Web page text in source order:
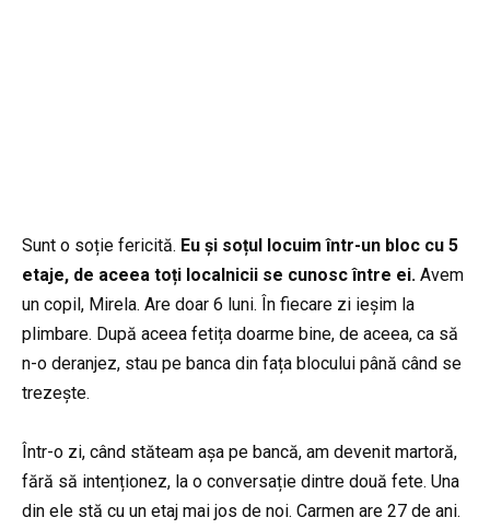
Sunt o soție fericită. Eu și soțul locuim într-un bloc cu 5
etaje, de aceea toți localnicii se cunosc între ei. Avem
un copil, Mirela. Are doar 6 luni. În fiecare zi ieșim la
plimbare. După aceea fetița doarme bine, de aceea, ca să
n-o deranjez, stau pe banca din fața blocului până când se
trezește.
Într-o zi, când stăteam așa pe bancă, am devenit martoră,
fără să intenționez, la o conversație dintre două fete. Una
din ele stă cu un etaj mai jos de noi. Carmen are 27 de ani.